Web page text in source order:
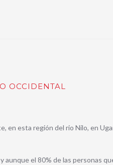
OCCIDENTAL
en esta región del rio Nilo, en
aunque el 80% de las personas